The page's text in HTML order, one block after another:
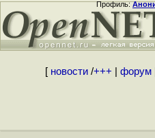
Профиль:
[ новости/+++ форум|